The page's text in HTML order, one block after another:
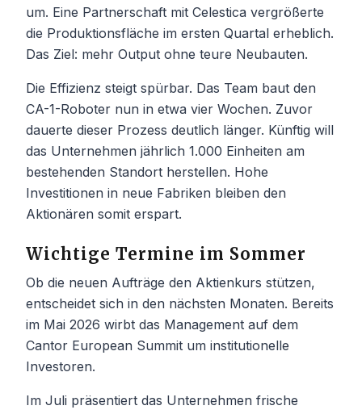
um. Eine Partnerschaft mit Celestica vergrößerte
die Produktionsfläche im ersten Quartal erheblich.
Das Ziel: mehr Output ohne teure Neubauten.
Die Effizienz steigt spürbar. Das Team baut den
CA-1-Roboter nun in etwa vier Wochen. Zuvor
dauerte dieser Prozess deutlich länger. Künftig will
das Unternehmen jährlich 1.000 Einheiten am
bestehenden Standort herstellen. Hohe
Investitionen in neue Fabriken bleiben den
Aktionären somit erspart.
Wichtige Termine im Sommer
Ob die neuen Aufträge den Aktienkurs stützen,
entscheidet sich in den nächsten Monaten. Bereits
im Mai 2026 wirbt das Management auf dem
Cantor European Summit um institutionelle
Investoren.
Im Juli präsentiert das Unternehmen frische